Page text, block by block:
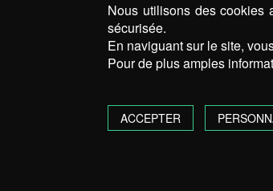
Nous utilisons des cookies
sécurisée.
En naviguant sur le site,
Pour de plus amples
ACCEPTER